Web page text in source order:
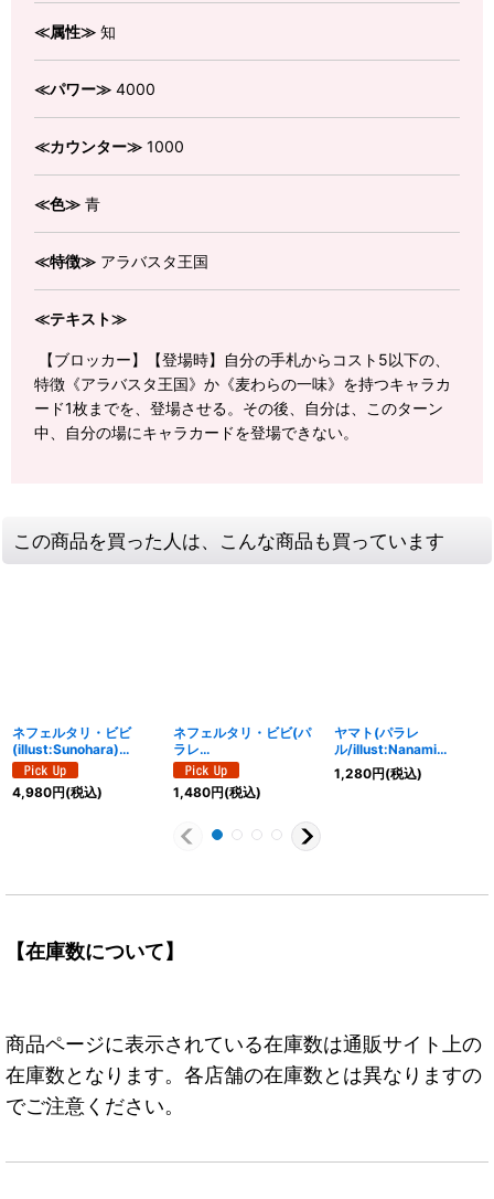
≪属性≫ 知
≪パワー≫ 4000
≪カウンター≫ 1000
≪色≫ 青
≪特徴≫ アラバスタ王国
≪テキスト≫
【ブロッカー】【登場時】自分の手札からコスト5以下の、
特徴《アラバスタ王国》か《麦わらの一味》を持つキャラカ
ード1枚までを、登場させる。その後、自分は、このターン
中、自分の場にキャラカードを登場できない。
この商品を買った人は、こんな商品も買っています
ネフェルタリ・ビビ
(illust:Sunohara)
【SR】{EB02-026}
4,980円(税込)
ネフェルタリ・ビビ(パ
ラレ
ル/illust:Shinnosuke
Tanaka)【SR/P】
{EB02-026}
1,480円(税込)
ヤマト(パラレ
ル/illust:Nanami
Michibata)【SR/P】
{EB02-006}
1,280円(税込)
【在庫数について】
商品ページに表示されている在庫数は通販サイト上の
在庫数となります。各店舗の在庫数とは異なりますの
でご注意ください。